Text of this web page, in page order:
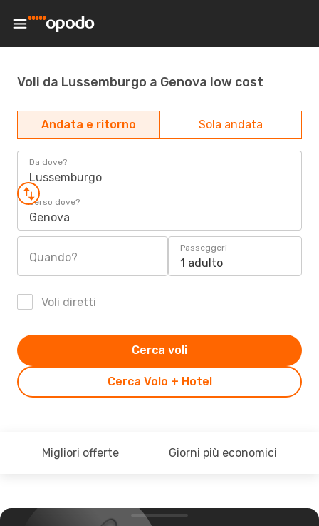
Voli da Lussemburgo a Genova low cost
Andata e ritorno Sola andata
Da dove?
Lussemburgo
Verso dove?
Genova
Quando?
Passeggeri
1 adulto
Voli diretti
Cerca Volo + Hotel
Cerca voli
Migliori offerte Giorni più economici